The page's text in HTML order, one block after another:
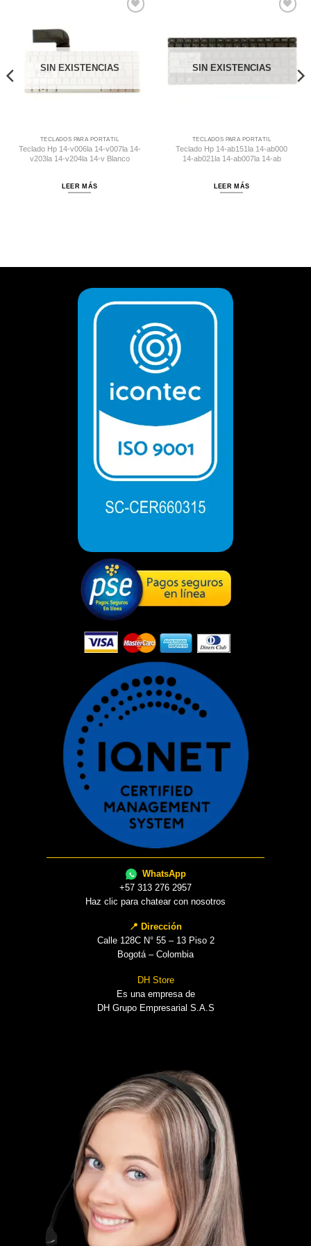
SIN EXISTENCIAS
TECLADOS PARA PORTÁTIL
Teclado Hp 14-v006la 14-v007la 14-
v203la 14-v204la 14-v Blanco
LEER MÁS
SIN EXISTENCIAS
TECLADOS PARA PORTÁTIL
Teclado Hp 14-ab151la 14-ab000
14-ab021la 14-ab007la 14-ab
LEER MÁS
WhatsApp
+57 313 276 2957
Haz clic para chatear con nosotros
📍 Dirección
Calle 128C N° 55 – 13 Piso 2
Bogotá – Colombia
DH Store
Es una empresa de
DH Grupo Empresarial S.A.S